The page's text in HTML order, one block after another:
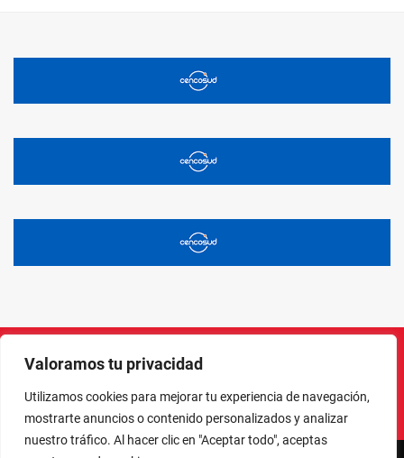
Valoramos tu privacidad
Utilizamos cookies para mejorar tu experiencia de navegación,
mostrarte anuncios o contenido personalizados y analizar
nuestro tráfico. Al hacer clic en "Aceptar todo", aceptas
InstagramFacebook
X